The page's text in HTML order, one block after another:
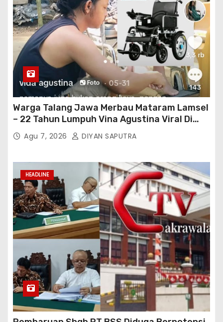
Warga Talang Jawa Merbau Mataram Lamsel
– 22 Tahun Lumpuh Vina Agustina Viral Di
Tiktok Inginkan Kursi Roda Listrik, Kepala
Perwakilan Provinsi Lampung Media
Bertindak
Agu 7, 2026 DIYAN SAPUTRA
HEADLINE